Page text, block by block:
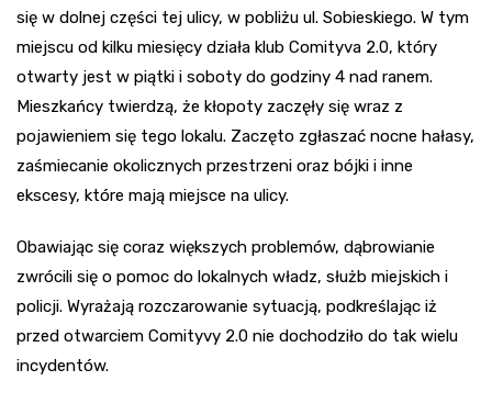
się w dolnej części tej ulicy, w pobliżu ul. Sobieskiego. W tym
miejscu od kilku miesięcy działa klub Comityva 2.0, który
otwarty jest w piątki i soboty do godziny 4 nad ranem.
Mieszkańcy twierdzą, że kłopoty zaczęły się wraz z
pojawieniem się tego lokalu. Zaczęto zgłaszać nocne hałasy,
zaśmiecanie okolicznych przestrzeni oraz bójki i inne
ekscesy, które mają miejsce na ulicy.
Obawiając się coraz większych problemów, dąbrowianie
zwrócili się o pomoc do lokalnych władz, służb miejskich i
policji. Wyrażają rozczarowanie sytuacją, podkreślając iż
przed otwarciem Comityvy 2.0 nie dochodziło do tak wielu
incydentów.